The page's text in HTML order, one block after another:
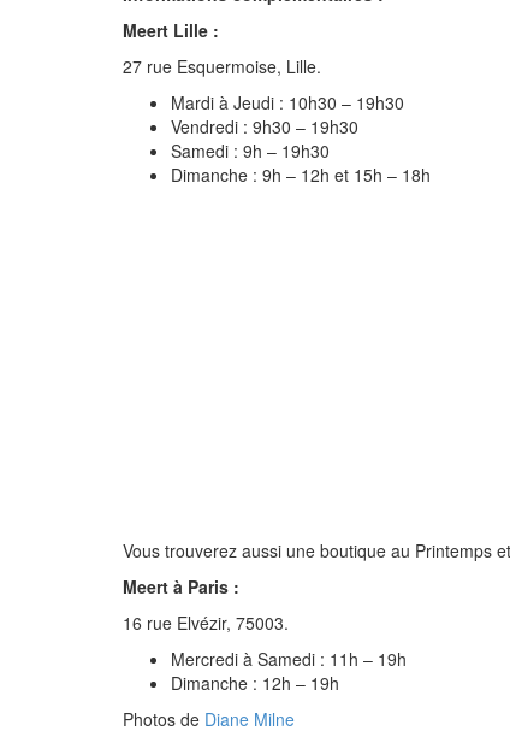
Meert Lille :
27 rue Esquermoise, Lille.
Mardi à Jeudi : 10h30 – 19h30
Vendredi : 9h30 – 19h30
Samedi : 9h – 19h30
Dimanche : 9h – 12h et 15h – 18h
Vous trouverez aussi une boutique au Printemps
Meert à Paris :
16 rue Elvézir, 75003.
Mercredi à Samedi : 11h – 19h
Dimanche : 12h – 19h
Photos de Diane Milne